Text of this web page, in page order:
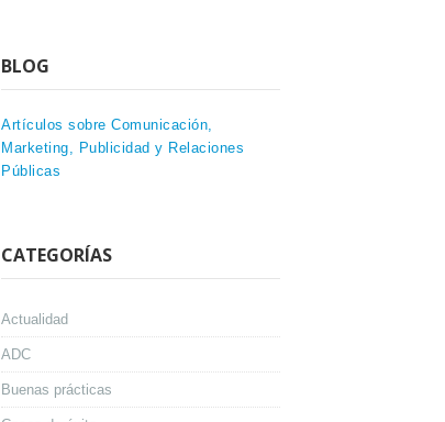
BLOG
Artículos sobre Comunicación,
Marketing, Publicidad y Relaciones
Públicas
CATEGORÍAS
Actualidad
ADC
Buenas prácticas